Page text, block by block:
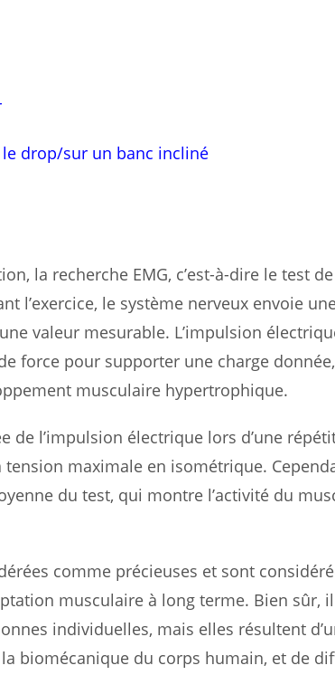
le drop/sur un banc incliné
la recherche EMG, c’est-à-dire le test de
l’exercice, le système nerveux envoie
valeur mesurable. L’impulsion
force pour supporter une charge
musculaire hypertrophique.
de l’impulsion électrique lors d’une
maximale en isométrique.
du test, qui montre l’activité du
comme précieuses et sont
musculaire à long terme. Bien sûr,
individuelles, mais elles résultent
biomécanique du corps humain, et de